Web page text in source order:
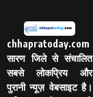
chhapratoday.com
सारण जिले से संचालित
सबसे लोकप्रिय और
पुरानी न्यूज़ वेबसाइट है।